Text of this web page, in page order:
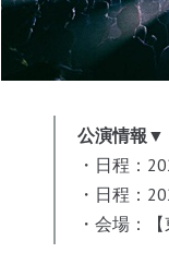
公演情報▼
・日程：
・日程：
・会場：